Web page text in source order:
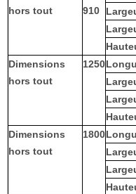
hors tout
910
Dimensions
hors tout
1250
Dimensions
hors tout
1800